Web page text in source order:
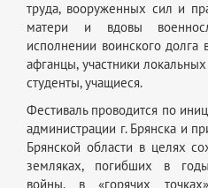
труда, вооруженных сил и
матери и вдовы
исполнении воинского долга
афганцы, участники
студенты, учащиеся.
Фестиваль проводится по
администрации г. Брянска и
Брянской области в целях
земляках, погибших в
войны, в «горячих